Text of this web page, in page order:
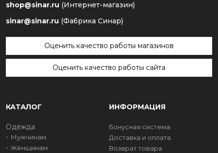
shop@sinar.ru (Интернет-магазин)
sinar@sinar.ru (Фабрика Синар)
Оценить качество работы магазинов
Оценить качество работы сайта
КАТАЛОГ
Одежда
Мужчинам
Женщинам
ИНФОРМАЦИЯ
Бонусная система
Доставка и оплата
Возврат товара